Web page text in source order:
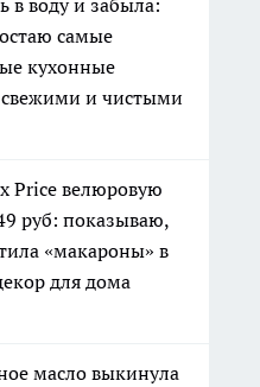
в воду и забыла:
самые
кухонные
и чистыми
Price велюровую
руб: показываю,
«макароны» в
для дома
масло выкинула